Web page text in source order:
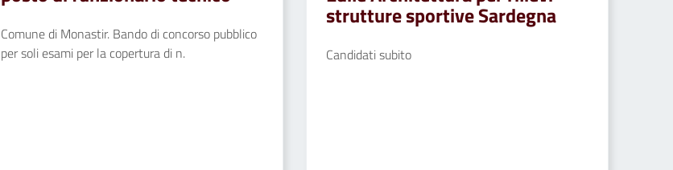
Comune di Monastir. Bando di concorso pubblico
per soli esami per la copertura di n.
strutture sportive Sardegna
Candidati subito